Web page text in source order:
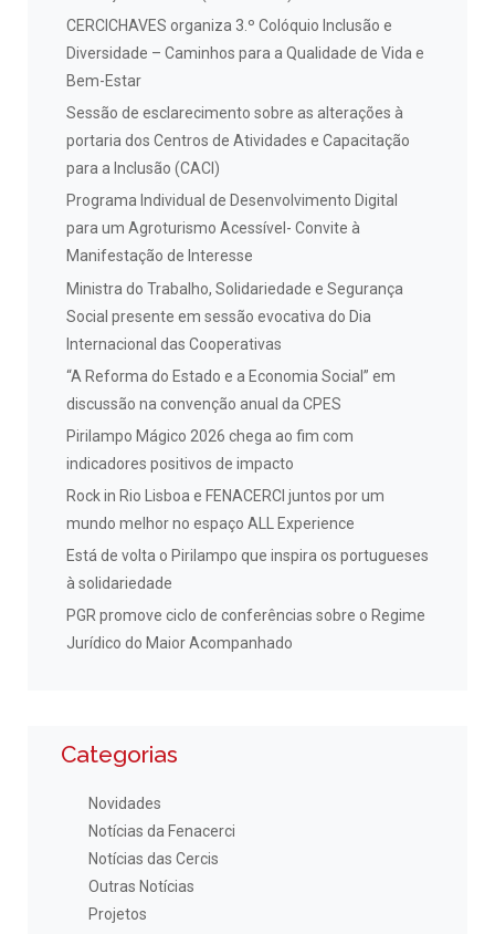
CERCICHAVES organiza 3.º Colóquio Inclusão e
Diversidade – Caminhos para a Qualidade de Vida e
Bem-Estar
Sessão de esclarecimento sobre as alterações à
portaria dos Centros de Atividades e Capacitação
para a Inclusão (CACI)
Programa Individual de Desenvolvimento Digital
para um Agroturismo Acessível- Convite à
Manifestação de Interesse
Ministra do Trabalho, Solidariedade e Segurança
Social presente em sessão evocativa do Dia
Internacional das Cooperativas
“A Reforma do Estado e a Economia Social” em
discussão na convenção anual da CPES
Pirilampo Mágico 2026 chega ao fim com
indicadores positivos de impacto
Rock in Rio Lisboa e FENACERCI juntos por um
mundo melhor no espaço ALL Experience
Está de volta o Pirilampo que inspira os portugueses
à solidariedade
PGR promove ciclo de conferências sobre o Regime
Jurídico do Maior Acompanhado
Categorias
Novidades
Notícias da Fenacerci
Notícias das Cercis
Outras Notícias
Projetos